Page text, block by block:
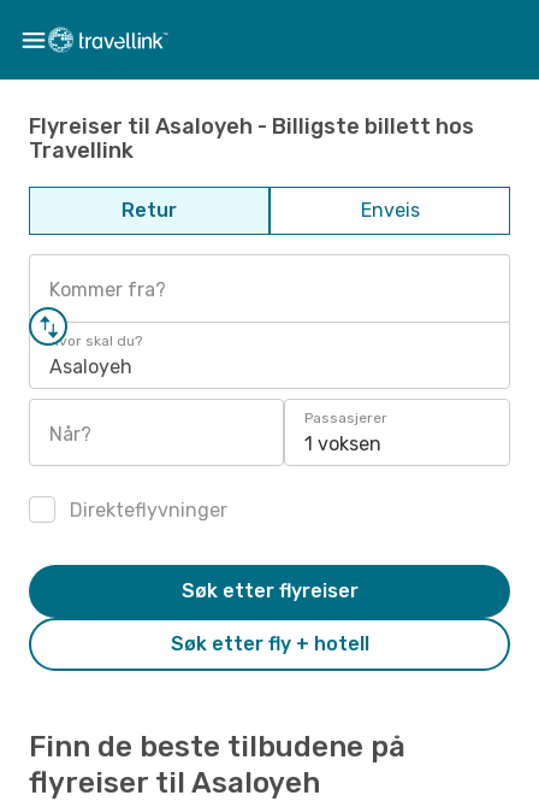
Flyreiser til Asaloyeh - Billigste billett hos
Travellink
Retur Enveis
Kommer fra?
Hvor skal du?
Asaloyeh
Når?
Passasjerer
1 voksen
Direkteflyvninger
Søk etter fly + hotell
Søk etter flyreiser
Finn de beste tilbudene på
flyreiser til Asaloyeh